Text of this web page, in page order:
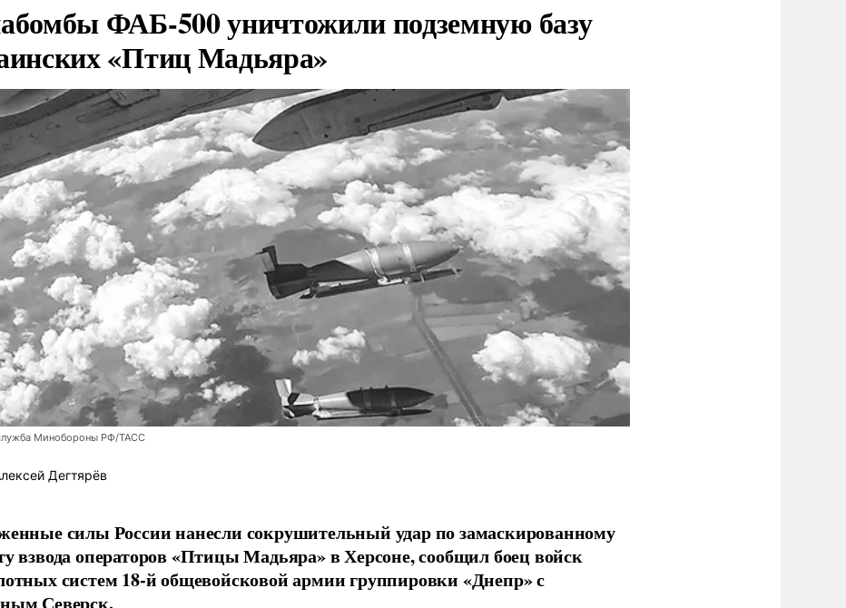
ФАБ-500 уничтожили подземную базу
«Птиц Мадьяра»
Минобороны РФ/ТАСС
Дегтярёв
силы России нанесли сокрушительный удар по замаскированному
взвода операторов «Птицы Мадьяра» в Херсоне, сообщил боец войск
систем 18-й общевойсковой армии группировки «Днепр» с